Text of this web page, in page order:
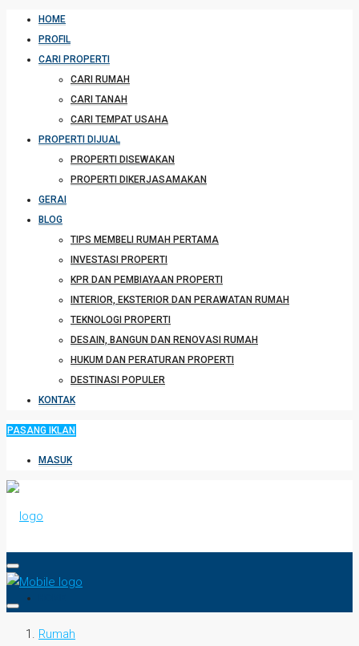
HOME
PROFIL
CARI PROPERTI
CARI RUMAH
CARI TANAH
CARI TEMPAT USAHA
PROPERTI DIJUAL
PROPERTI DISEWAKAN
PROPERTI DIKERJASAMAKAN
GERAI
BLOG
TIPS MEMBELI RUMAH PERTAMA
INVESTASI PROPERTI
KPR DAN PEMBIAYAAN PROPERTI
INTERIOR, EKSTERIOR DAN PERAWATAN RUMAH
TEKNOLOGI PROPERTI
DESAIN, BANGUN DAN RENOVASI RUMAH
HUKUM DAN PERATURAN PROPERTI
DESTINASI POPULER
KONTAK
PASANG IKLAN
MASUK
Rumah